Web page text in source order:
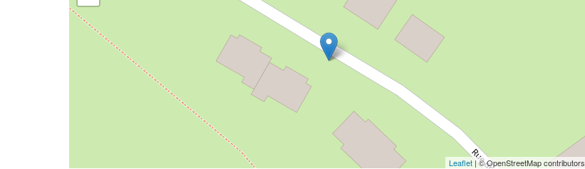
Leaflet| © OpenStreetMap contributors